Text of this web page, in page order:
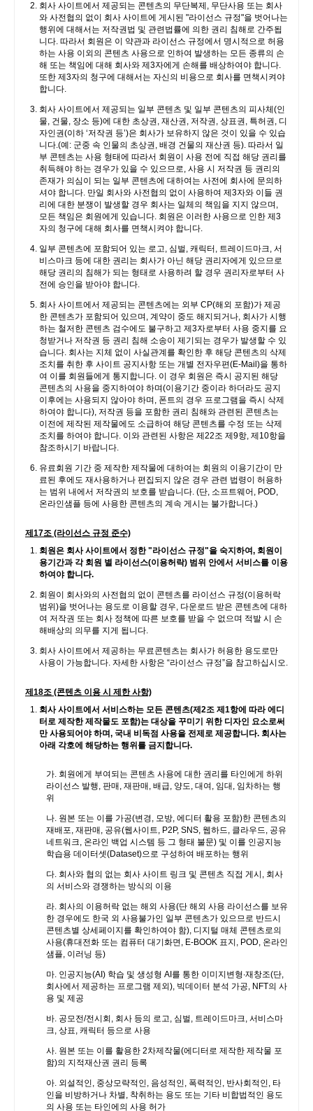
회사 사이트에서 제공되는 콘텐츠의 무단복제, 무단사용 또는 회사
와 사전협의 없이 회사 사이트에 게시된 "라이선스 규정"을 벗어나는
행위에 대해서는 저작권법 및 관련법률에 의한 권리 침해로 간주됩
니다. 따라서 회원은 이 약관과 라이선스 규정에서 명시적으로 허용
하는 사용 이외의 콘텐츠 사용으로 인하여 발생하는 모든 종류의 손
해 또는 책임에 대해 회사와 제3자에게 손해를 배상하여야 합니다.
또한 제3자의 청구에 대해서는 자신의 비용으로 회사를 면책시켜야
합니다.
회사 사이트에서 제공되는 일부 콘텐츠 및 일부 콘텐츠의 피사체(인
물, 건물, 장소 등)에 대한 초상권, 재산권, 저작권, 상표권, 특허권, 디
자인권(이하 ‘저작권 등’)은 회사가 보유하지 않은 것이 있을 수 있습
니다.(예: 군중 속 인물의 초상권, 배경 건물의 재산권 등). 따라서 일
부 콘텐츠는 사용 형태에 따라서 회원이 사용 전에 직접 해당 권리를
취득해야 하는 경우가 있을 수 있으므로, 사용 시 저작권 등 권리의
존재가 의심이 되는 일부 콘텐츠에 대하여는 사전에 회사에 문의하
셔야 합니다. 만일 회사와 사전협의 없이 사용하여 제3자와 이들 권
리에 대한 분쟁이 발생할 경우 회사는 일체의 책임을 지지 않으며,
모든 책임은 회원에게 있습니다. 회원은 이러한 사용으로 인한 제3
자의 청구에 대해 회사를 면책시켜야 합니다.
일부 콘텐츠에 포함되어 있는 로고, 심벌, 캐릭터, 트레이드마크, 서
비스마크 등에 대한 권리는 회사가 아닌 해당 권리자에게 있으므로
해당 권리의 침해가 되는 형태로 사용하려 할 경우 권리자로부터 사
전에 승인을 받아야 합니다.
회사 사이트에서 제공되는 콘텐츠에는 외부 CP(해외 포함)가 제공
한 콘텐츠가 포함되어 있으며, 계약이 중도 해지되거나, 회사가 시행
하는 철저한 콘텐츠 검수에도 불구하고 제3자로부터 사용 중지를 요
청받거나 저작권 등 권리 침해 소송이 제기되는 경우가 발생할 수 있
습니다. 회사는 지체 없이 사실관계를 확인한 후 해당 콘텐츠의 삭제
조치를 취한 후 사이트 공지사항 또는 개별 전자우편(E-Mail)을 통하
여 이를 회원들에게 통지합니다. 이 경우 회원은 즉시 공지된 해당
콘텐츠의 사용을 중지하여야 하며(이용기간 중이라 하더라도 공지
이후에는 사용되지 않아야 하며, 폰트의 경우 프로그램을 즉시 삭제
하여야 합니다), 저작권 등을 포함한 권리 침해와 관련된 콘텐츠는
이전에 제작된 제작물에도 소급하여 해당 콘텐츠를 수정 또는 삭제
조치를 하여야 합니다. 이와 관련된 사항은 제22조 제9항, 제10항을
참조하시기 바랍니다.
유료회원 기간 중 제작한 제작물에 대하여는 회원의 이용기간이 만
료된 후에도 재사용하거나 편집되지 않은 경우 관련 법령이 허용하
는 범위 내에서 저작권의 보호를 받습니다. (단, 소프트웨어, POD,
온라인샘플 등에 사용한 콘텐츠의 계속 게시는 불가합니다.)
제17조 (라이선스 규정 준수)
회원은 회사 사이트에서 정한 "라이선스 규정"을 숙지하여, 회원이
용기간과 각 회원 별 라이선스(이용허락) 범위 안에서 서비스를 이용
하여야 합니다.
회원이 회사와의 사전협의 없이 콘텐츠를 라이선스 규정(이용허락
범위)을 벗어나는 용도로 이용할 경우, 다운로드 받은 콘텐츠에 대하
여 저작권 또는 회사 정책에 따른 보호를 받을 수 없으며 적발 시 손
해배상의 의무를 지게 됩니다.
회사 사이트에서 제공하는 무료콘텐츠는 회사가 허용한 용도로만
사용이 가능합니다. 자세한 사항은 “라이선스 규정”을 참고하십시오.
제18조 (콘텐츠 이용 시 제한 사항)
회사 사이트에서 서비스하는 모든 콘텐츠(제2조 제1항에 따라 에디
터로 제작한 제작물도 포함)는 대상을 꾸미기 위한 디자인 요소로써
만 사용되어야 하며, 국내 비독점 사용을 전제로 제공합니다. 회사는
아래 각호에 해당하는 행위를 금지합니다.
가. 회원에게 부여되는 콘텐츠 사용에 대한 권리를 타인에게 하위
라이선스 발행, 판매, 재판매, 배급, 양도, 대여, 임대, 임차하는 행
위
나. 원본 또는 이를 가공(변경, 모방, 에디터 활용 포함)한 콘텐츠의
재배포, 재판매, 공유(웹사이트, P2P, SNS, 웹하드, 클라우드, 공유
네트워크, 온라인 백업 시스템 등 그 형태 불문) 및 이를 인공지능
학습용 데이터셋(Dataset)으로 구성하여 배포하는 행위
다. 회사와 협의 없는 회사 사이트 링크 및 콘텐츠 직접 게시, 회사
의 서비스와 경쟁하는 방식의 이용
라. 회사의 이용허락 없는 해외 사용(단 해외 사용 라이선스를 보유
한 경우에도 한국 외 사용불가인 일부 콘텐츠가 있으므로 반드시
콘텐츠별 상세페이지를 확인하여야 함), 디지털 매체 콘텐츠로의
사용(휴대전화 또는 컴퓨터 대기화면, E-BOOK 표지, POD, 온라인
샘플, 이러닝 등)
마. 인공지능(AI) 학습 및 생성형 AI를 통한 이미지변형∙재창조(단,
회사에서 제공하는 프로그램 제외), 빅데이터 분석 가공, NFT의 사
용 및 제공
바. 공모전/전시회, 회사 등의 로고, 심벌, 트레이드마크, 서비스마
크, 상표, 캐릭터 등으로 사용
사. 원본 또는 이를 활용한 2차제작물(에디터로 제작한 제작물 포
함)의 지적재산권 권리 등록
아. 외설적인, 중상모략적인, 음성적인, 폭력적인, 반사회적인, 타
인을 비방하거나 차별, 착취하는 용도 또는 기타 비합법적인 용도
의 사용 또는 타인에의 사용 허가